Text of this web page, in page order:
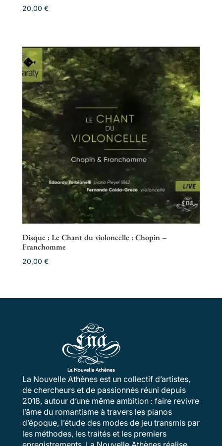
20,00 €
Disque : Le Chant du violoncelle : Chopin –
Franchomme
20,00 €
La Nouvelle Athènes est un collectif d’artistes,
de chercheurs et de passionnés réuni depuis
2018, autour d’une même ambition : faire revivre
l’âme du romantisme à travers les pianos
d’époque, l’étude des modes de jeu transmis par
les méthodes, les traités et les premiers